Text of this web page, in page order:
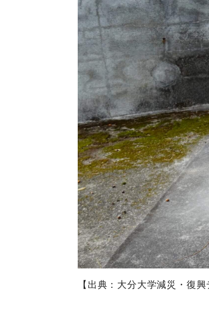
【出典：大分大学減災・復